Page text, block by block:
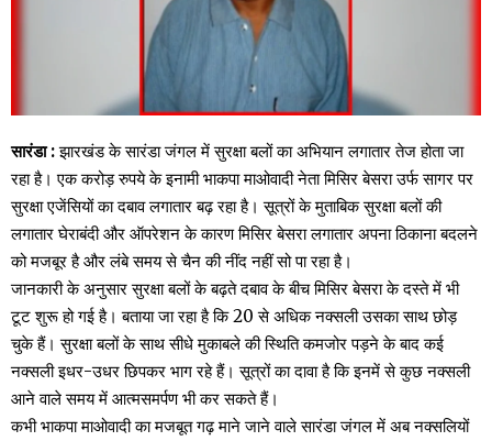
सारंडा :झारखंड के सारंडा जंगल में सुरक्षा बलों का अभियान लगातार तेज होता जा
रहा है। एक करोड़ रुपये के इनामी भाकपा माओवादी नेता मिसिर बेसरा उर्फ सागर पर
सुरक्षा एजेंसियों का दबाव लगातार बढ़ रहा है। सूत्रों के मुताबिक सुरक्षा बलों की
लगातार घेराबंदी और ऑपरेशन के कारण मिसिर बेसरा लगातार अपना ठिकाना बदलने
को मजबूर है और लंबे समय से चैन की नींद नहीं सो पा रहा है।
जानकारी के अनुसार सुरक्षा बलों के बढ़ते दबाव के बीच मिसिर बेसरा के दस्ते में भी
टूट शुरू हो गई है। बताया जा रहा है कि 20 से अधिक नक्सली उसका साथ छोड़
चुके हैं। सुरक्षा बलों के साथ सीधे मुकाबले की स्थिति कमजोर पड़ने के बाद कई
नक्सली इधर-उधर छिपकर भाग रहे हैं। सूत्रों का दावा है कि इनमें से कुछ नक्सली
आने वाले समय में आत्मसमर्पण भी कर सकते हैं।
कभी भाकपा माओवादी का मजबूत गढ़ माने जाने वाले सारंडा जंगल में अब नक्सलियों